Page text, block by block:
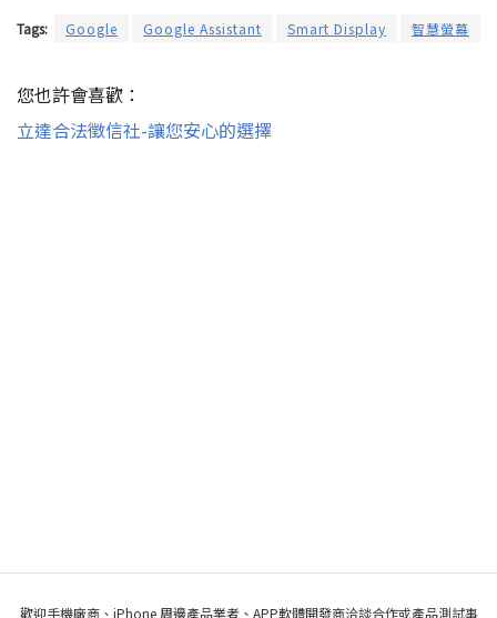
Tags: Google Google Assistant Smart Display 智慧螢幕
您也許會喜歡：
立達合法徵信社-讓您安心的選擇
歡迎手機廠商、iPhone 周邊產品業者、APP軟體開發商洽談合作或產品測試事